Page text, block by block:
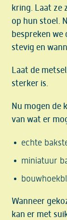
kring. Laat ze
op hun stoel.
bespreken we
stevig en
Laat de
sterker is.
Nu mogen de
van wat er
echte
miniatuur
Wanneer
kan er met